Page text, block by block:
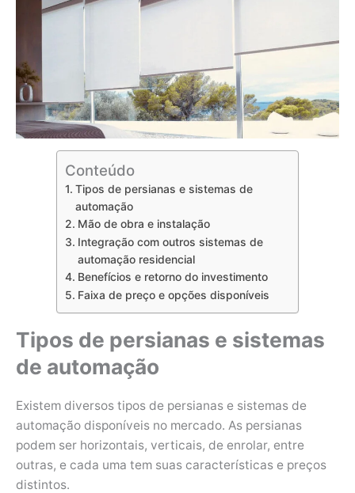
Conteúdo
Tipos de persianas e sistemas de
automação
Mão de obra e instalação
Integração com outros sistemas de
automação residencial
Benefícios e retorno do investimento
Faixa de preço e opções disponíveis
Tipos de persianas e sistemas
de automação
Existem diversos tipos de persianas e sistemas de
automação disponíveis no mercado. As persianas
podem ser horizontais, verticais, de enrolar, entre
outras, e cada uma tem suas características e preços
distintos.